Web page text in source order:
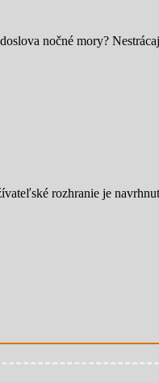
nočné mory?
rozhranie je